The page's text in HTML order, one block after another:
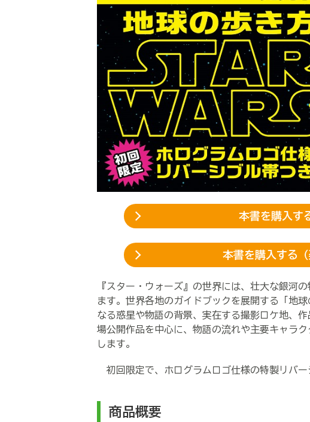
本書を購入す
本書を購入する（
『スター・ウォーズ』の世界には、壮大な銀河
ます。世界各地のガイドブックを展開する「地
なる惑星や物語の背景、実在する撮影ロケ地、
場公開作品を中心に、物語の流れや主要キャラ
します。
初回限定で、ホログラムロゴ仕様の特製リバー
商品概要